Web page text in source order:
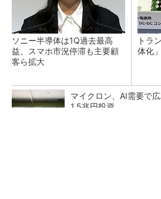
ソニー半導体は1Q過去最高
益、スマホ市況停滞も主要顧
客ら拡大
トラ
体化
マイクロン、AI需要で
1.5兆円投資